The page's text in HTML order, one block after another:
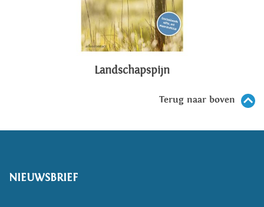
Landschapspijn
Terug naar boven
NIEUWSBRIEF